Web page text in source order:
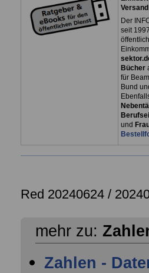
Der
seit
Bücher
für
Bund
und
Red 20240624 /
mehr zu:
Zahlen -